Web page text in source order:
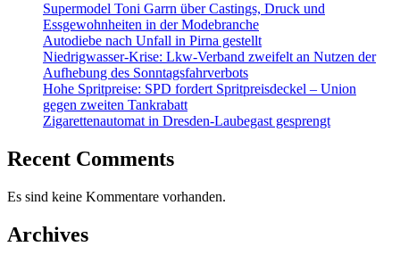
Supermodel Toni Garrn über Castings, Druck und
Essgewohnheiten in der Modebranche
Autodiebe nach Unfall in Pirna gestellt
Niedrigwasser-Krise: Lkw-Verband zweifelt an Nutzen der
Aufhebung des Sonntagsfahrverbots
Hohe Spritpreise: SPD fordert Spritpreisdeckel – Union
gegen zweiten Tankrabatt
Zigarettenautomat in Dresden-Laubegast gesprengt
Recent Comments
Es sind keine Kommentare vorhanden.
Archives